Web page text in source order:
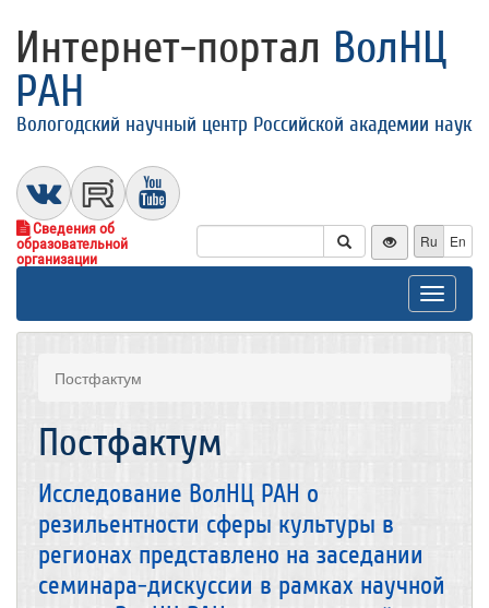
Интернет-портал ВолНЦ
РАН
Вологодский научный центр Российской академии наук
Сведения об
образовательной
организации
Ru En
Toggle
Постфактум
Постфактум
Исследование ВолНЦ РАН о
резильентности сферы культуры в
регионах представлено на заседании
семинара-дискуссии в рамках научной